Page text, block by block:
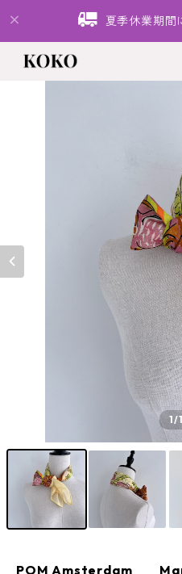
夏季休業期間
1/
POM Amsterdam